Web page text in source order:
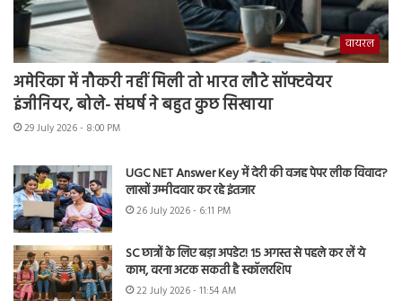
वायरल
अमेरिका में नौकरी नहीं मिली तो भारत लौटे सॉफ्टवेयर
इंजीनियर, बोले- संघर्ष ने बहुत कुछ सिखाया
29 July 2026 - 8:00 PM
UGC NET Answer Key में देरी की वजह पेपर लीक विवाद?
लाखों उम्मीदवार कर रहे इंतजार
26 July 2026 - 6:11 PM
SC छात्रों के लिए बड़ा अपडेट! 15 अगस्त से पहले कर लें ये
काम, वरना अटक सकती है स्कॉलरशिप
22 July 2026 - 11:54 AM